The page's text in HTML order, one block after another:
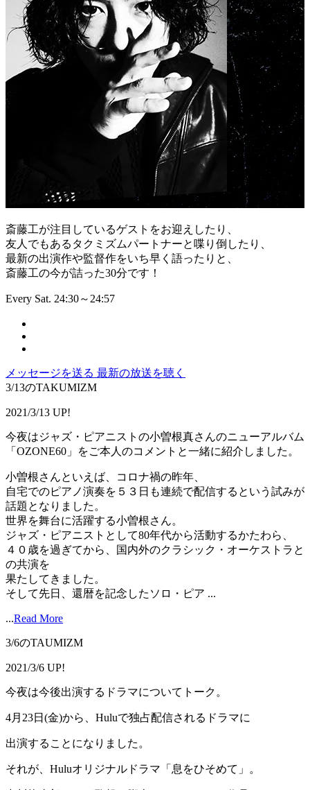
斎藤工が注目しているゲストをお迎えしたり、
友人でもあるタクミズムパートナーと喋り倒したり、
最新の出演作や監督作をいち早く語ったりと、
斎藤工の今が詰った30分です！
Every Sat. 24:30～24:57
メッセージを送る 最新の放送を聴く
3/13のTAKUMIZM
2021/3/13 UP!
今夜はジャズ・ピアニストの小曽根真さんのニューアルバム
「OZONE60」をご本人のコメントと一緒に紹介しました。
小曽根さんといえば、コロナ禍の昨年、
自宅でのピアノ演奏を５３日も連続で配信するという試みが
話題となりました。
世界を舞台に活躍する小曽根さん。
ジャズ・ピアニストとして80年代から活動するかたわら、
４０歳を過ぎてから、国内外のクラシック・オーケストラと
の共演を
果たしてきました。
そして先日、還暦を記念したソロ・ピア ...
...Read More
3/6のTAUMIZM
2021/3/6 UP!
今夜は今後出演するドラマについてトーク。
4月23日(金)から、Huluで独占配信されるドラマに
出演することになりました。
それが、Huluオリジナルドラマ「息をひそめて」。